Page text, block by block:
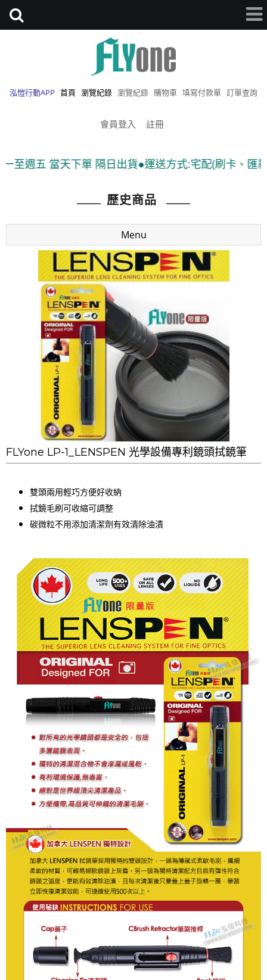
泓愷行動APP 首頁 瀏覽紀錄 瀏覽紀錄 購物車 填寫付款單 訂單查詢
會員登入 註冊
當天下單 隔日出貨●運送方式:宅配(刷卡、匯款)、
歷史商品
Menu
FLYone LP-1_LENSPEN 光學設備專利鏡頭拭鏡筆
雙頭兩用輕巧方便好收納
拭鏡毛刷可收縮可調整
碳微粒不用添加清潔劑有效清除油漬